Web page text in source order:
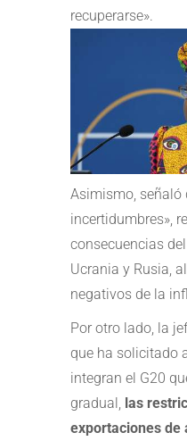
recuperarse».
Asimismo, señaló
incertidumbres»,
consecuencias
Ucrania y Rusia,
negativos de la
Por otro lado, la
que ha solicitado
integran el G20
gradual, las
exportaciones de